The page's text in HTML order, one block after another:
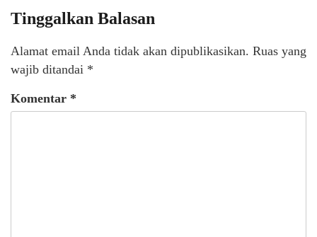
Tinggalkan Balasan
Alamat email Anda tidak akan dipublikasikan. Ruas yang
wajib ditandai *
Komentar *